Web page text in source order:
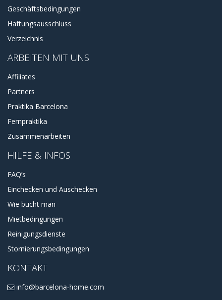
Geschäftsbedingungen
Haftungsausschluss
Verzeichnis
ARBEITEN MIT UNS
Affiliates
Partners
Praktika Barcelona
Fernpraktika
Zusammenarbeiten
HILFE & INFOS
FAQ’s
Einchecken und Auschecken
Wie bucht man
Mietbedingungen
Reinigungsdienste
Stornierungsbedingungen
KONTAKT
info@barcelona-home.com